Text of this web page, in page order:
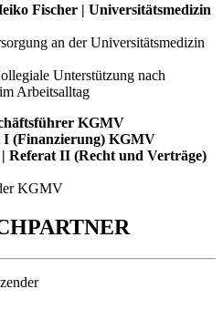
Fischer | Universitätsmedizin
an der Universitätsmedizin
Unterstützung nach
Arbeitsalltag
KGMV
I (Finanzierung) KGMV
Referat II (Recht und Verträge)
KGMV